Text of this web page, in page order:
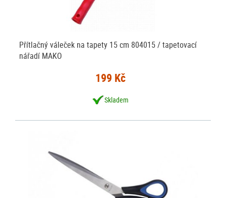
Přítlačný váleček na tapety 15 cm 804015 / tapetovací
nářadí MAKO
199 Kč
Skladem